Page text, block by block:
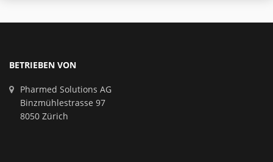
BETRIEBEN VON
Pharmed Solutions AG
Binzmühlestrasse 97
8050 Zürich